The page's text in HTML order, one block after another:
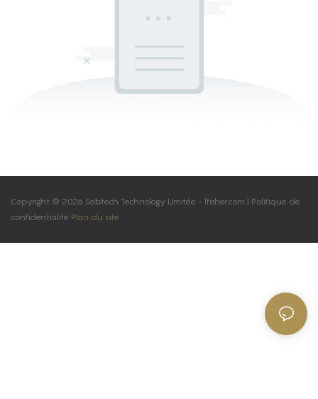
Copyright © 2026 Sabtech Technology Limitée - lfisher.com | Politique de
confidentialité Plan du site